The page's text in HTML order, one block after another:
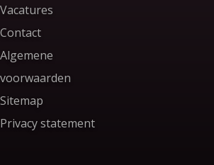
Vacatures
Contact
Algemene
voorwaarden
Sitemap
Privacy statement